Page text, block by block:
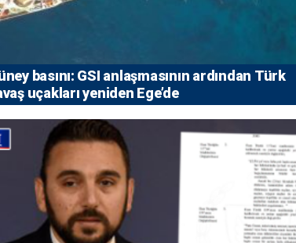
basını: ⁠GSI anlaşmasının ardından Türk
uçakları yeniden Ege’de